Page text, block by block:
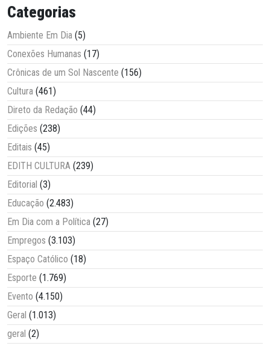
Categorias
Ambiente Em Dia (5)
Conexões Humanas (17)
Crônicas de um Sol Nascente (156)
Cultura (461)
Direto da Redação (44)
Edições (238)
Editais (45)
EDITH CULTURA (239)
Editorial (3)
Educação (2.483)
Em Dia com a Política (27)
Empregos (3.103)
Espaço Católico (18)
Esporte (1.769)
Evento (4.150)
Geral (1.013)
geral (2)